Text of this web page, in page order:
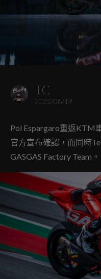
TC
2022/08/19
Pol Espargaro重返KTM
官方宣布確認，而同時
GASGAS Factory Team。